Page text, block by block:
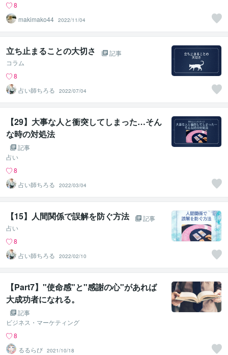
8
makimako44 2022/11/04
立ち止まることの大切さ
記事
コラム
8
占い師ちろる
2022/07/04
【29】大事な人と衝突してしまった…そん
な時の対処法
記事
占い
8
占い師ちろる
2022/03/04
【15】人間関係で誤解を防ぐ方法
記事
占い
8
占い師ちろる
2022/02/10
【Part7】"使命感"と"感謝の心"があれば
大成功者になれる。
記事
ビジネス・マーケティング
8
るるらび 2021/10/18